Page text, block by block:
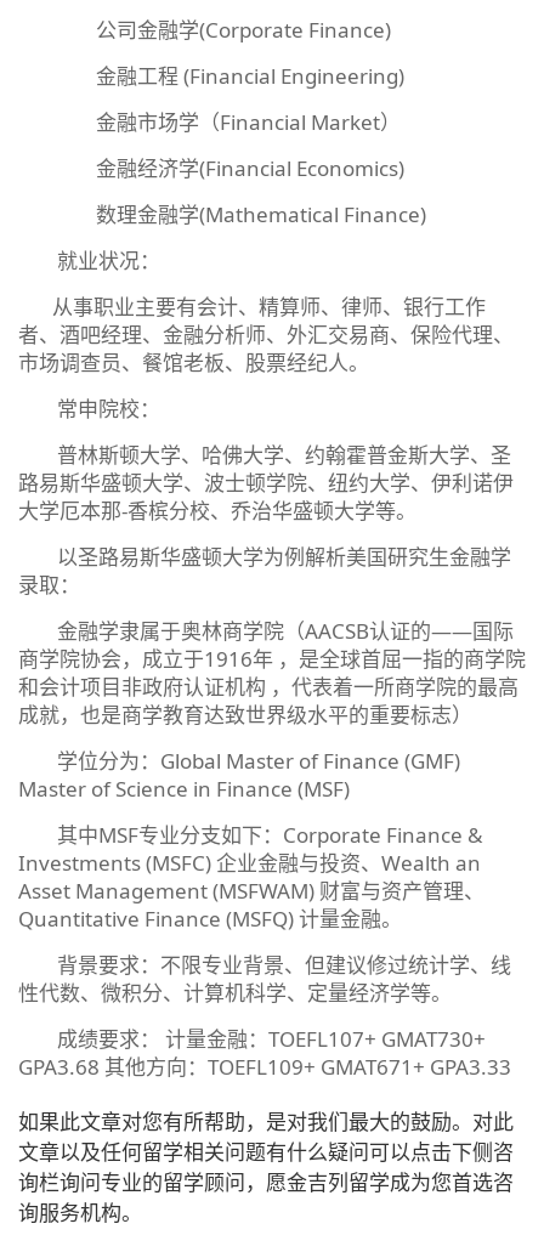
公司金融学(Corporate Finance)
金融工程 (Financial Engineering)
金融市场学（Financial Market）
金融经济学(Financial Economics)
数理金融学(Mathematical Finance)
就业状况：
从事职业主要有会计、精算师、律师、银行工作
者、酒吧经理、金融分析师、外汇交易商、保险代理、
市场调查员、餐馆老板、股票经纪人。
常申院校：
普林斯顿大学、哈佛大学、约翰霍普金斯大学、圣
路易斯华盛顿大学、波士顿学院、纽约大学、伊利诺伊
大学厄本那-香槟分校、乔治华盛顿大学等。
以圣路易斯华盛顿大学为例解析美国研究生金融学
录取：
金融学隶属于奥林商学院（AACSB认证的——国际
商学院协会，成立于1916年 ，是全球首屈一指的商学院
和会计项目非政府认证机构 ，代表着一所商学院的最高
成就，也是商学教育达致世界级水平的重要标志）
学位分为：Global Master of Finance (GMF)
Master of Science in Finance (MSF)
其中MSF专业分支如下：Corporate Finance &
Investments (MSFC) 企业金融与投资、Wealth an
Asset Management (MSFWAM) 财富与资产管理、
Quantitative Finance (MSFQ) 计量金融。
背景要求：不限专业背景、但建议修过统计学、线
性代数、微积分、计算机科学、定量经济学等。
成绩要求： 计量金融：TOEFL107+ GMAT730+
GPA3.68 其他方向：TOEFL109+ GMAT671+ GPA3.33
如果此文章对您有所帮助，是对我们最大的鼓励。对此
文章以及任何留学相关问题有什么疑问可以点击下侧咨
询栏询问专业的留学顾问，愿金吉列留学成为您首选咨
询服务机构。